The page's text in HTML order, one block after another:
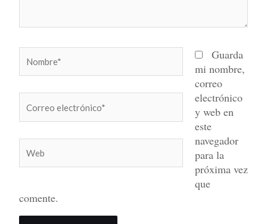
electrónico*
Guarda
mi nombre,
correo
electrónico
y web en
este
navegador
para la
próxima vez
que
comente.